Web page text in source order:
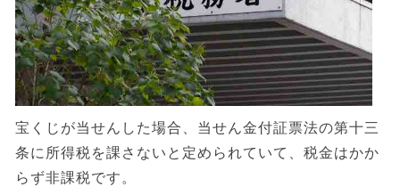
宝くじが当せんした場合、当せん金付証票法の第十三
条に所得税を課さないと定められていて、税金はかか
らず非課税です。